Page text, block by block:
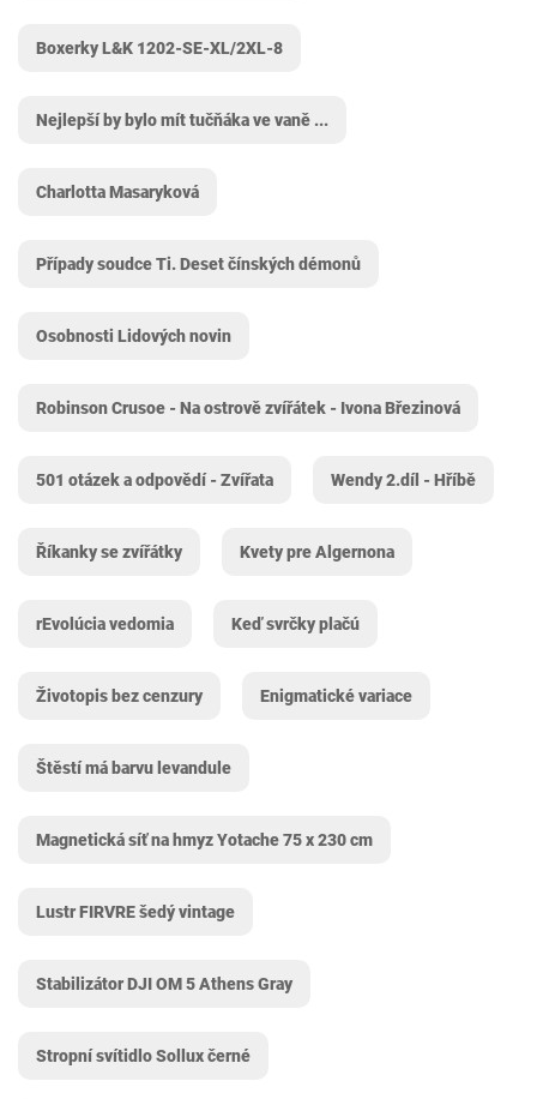
Boxerky L&K 1202-SE-XL/2XL-8
Nejlepší by bylo mít tučňáka ve vaně ...
Charlotta Masaryková
Případy soudce Ti. Deset čínských démonů
Osobnosti Lidových novin
Robinson Crusoe - Na ostrově zvířátek - Ivona Březinová
501 otázek a odpovědí - Zvířata Wendy 2.díl - Hříbě
Říkanky se zvířátky Kvety pre Algernona
rEvolúcia vedomia Keď svrčky plačú
Životopis bez cenzury Enigmatické variace
Štěstí má barvu levandule
Magnetická síť na hmyz Yotache 75 x 230 cm
Lustr FIRVRE šedý vintage
Stabilizátor DJI OM 5 Athens Gray
Stropní svítidlo Sollux černé